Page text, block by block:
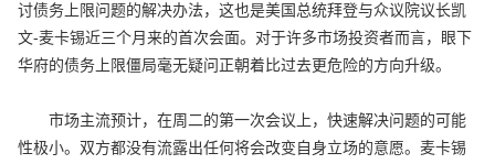
讨债务上限问题的解决办法，这也是美国总统拜登与众议院议长凯
文-麦卡锡近三个月来的首次会面。对于许多市场投资者而言，眼下
华府的债务上限僵局毫无疑问正朝着比过去更危险的方向升级。
市场主流预计，在周二的第一次会议上，快速解决问题的可能
性极小。双方都没有流露出任何将会改变自身立场的意愿。麦卡锡